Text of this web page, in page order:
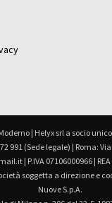
| Helyx srl a socio
991 (Sede legale) | Roma:
| P.IVA 07106000966 |
soggetta a direzione e
Nuove S.p.A.